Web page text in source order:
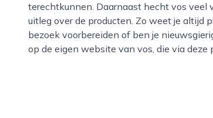
terechtkunnen. Daarnaast hecht vos veel
uitleg over de producten. Zo weet je altijd
bezoek voorbereiden of ben je
op de eigen website van vos, die via deze